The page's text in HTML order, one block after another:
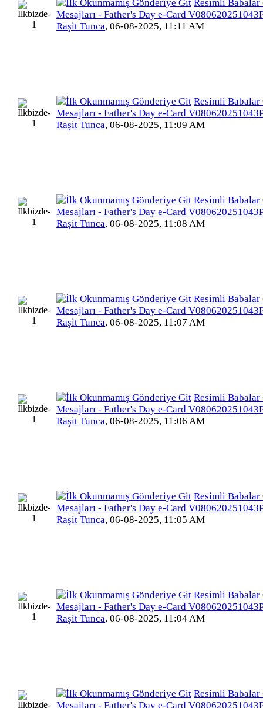
Resimli Babalar
Mesajları - Father's Day e-Card
Raşit Tunca, 06-08-2025, 11:11 AM
Resimli Babalar
Mesajları - Father's Day e-Card
Raşit Tunca, 06-08-2025, 11:09 AM
Resimli Babalar
Mesajları - Father's Day e-Card
Raşit Tunca, 06-08-2025, 11:08 AM
Resimli Babalar
Mesajları - Father's Day e-Card
Raşit Tunca, 06-08-2025, 11:07 AM
Resimli Babalar
Mesajları - Father's Day e-Card
Raşit Tunca, 06-08-2025, 11:06 AM
Resimli Babalar
Mesajları - Father's Day e-Card
Raşit Tunca, 06-08-2025, 11:05 AM
Resimli Babalar
Mesajları - Father's Day e-Card
Raşit Tunca, 06-08-2025, 11:04 AM
Resimli Babalar
Mesajları - Father's Day e-Card